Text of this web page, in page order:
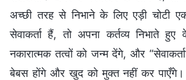
अच्छी तरह से निभाने के लिए एड़ी चोटी
सेवाकर्ता हैं, तो अपना कर्तव्य निभाते
नकारात्मक तत्वों को जन्म देंगे, और
बेबस होंगे और खुद को मुक्त नहीं कर